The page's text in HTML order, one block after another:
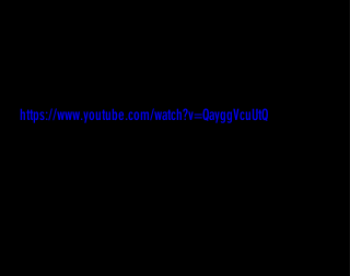
https://www.youtube.com/watch?v=QayggVcuUtQ